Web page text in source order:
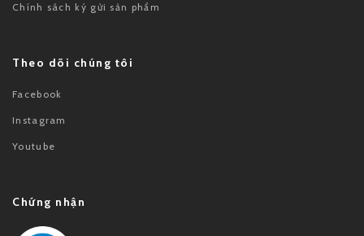
Chính sách ký gửi sản phẩm
Theo dõi chúng tôi
Facebook
Instagram
Youtube
Chứng nhận